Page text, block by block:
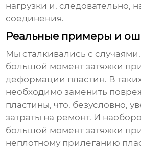
нагрузки и, следовательно,
соединения.
Реальные примеры и
Мы сталкивались с
большой момент затяжки
деформации пластин. В
необходимо заменить
пластины, что, безусловно,
затраты на ремонт. И
большой момент затяжки
неплотному прилеганию